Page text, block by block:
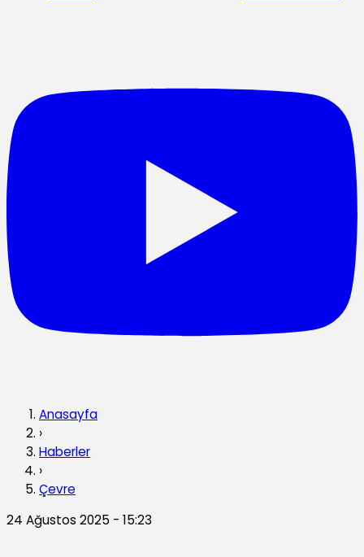
Anasayfa
›
Haberler
›
Çevre
24 Ağustos 2025 - 15:23